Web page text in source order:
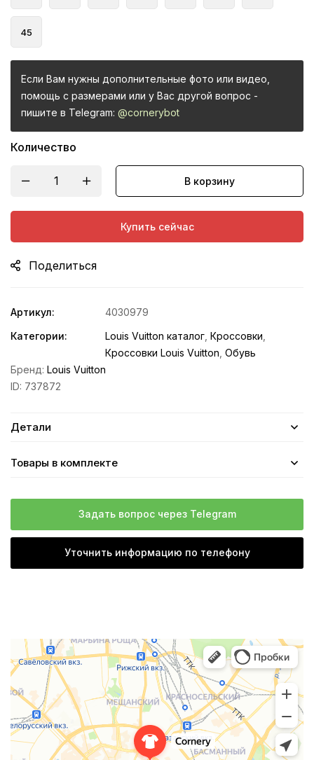
45
Если Вам нужны дополнительные фото или видео,
помощь с размерами или у Вас другой вопрос -
пишите в Telegram: @cornerybot
Количество
В корзину
Купить сейчас
Поделиться
Артикул:
4030979
Категории:
Louis Vuitton каталог Кроссовки
Кроссовки Louis Vuitton Обувь
Бренд: Louis Vuitton
ID: 737872
Детали
Товары в комплекте
Задать вопрос через Telegram
Уточнить информацию по телефону